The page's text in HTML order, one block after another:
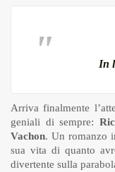
In
Arriva finalmente
geniali di sempre:
Vachon. Un romanzo
sua vita di quanto
divertente sulla